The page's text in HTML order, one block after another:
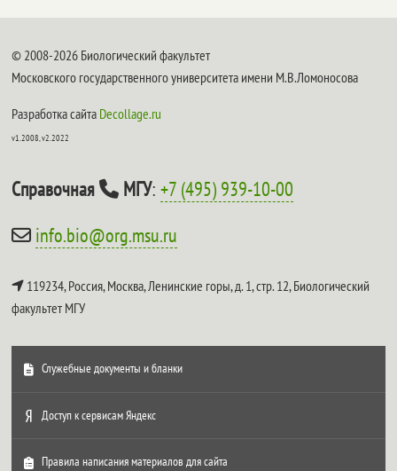
© 2008-2026 Биологический факультет
Московского государственного университета имени М.В.Ломоносова
Разработка сайта Decollage.ru
v1.2008, v2.2022
Справочная МГУ:+7 (495) 939-10-00
info.bio@org.msu.ru
119234, Россия, Москва, Ленинские горы, д. 1, стр. 12,Биологический
факультет МГУ
Служебные документы и бланки
Доступ к сервисам Яндекс
Правила написания материалов для сайта